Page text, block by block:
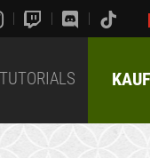
TUTORIALS